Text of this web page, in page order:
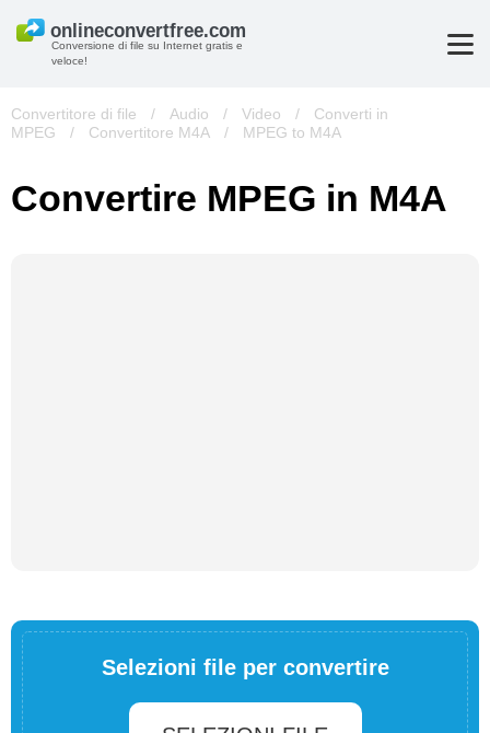
Conversione di file su Internet gratis e
veloce!
Convertitore di file / Audio / Video /
Converti in
MPEG
/ Convertitore M4A / MPEG to M4A
Convertire MPEG in M4A
Selezioni file per convertire